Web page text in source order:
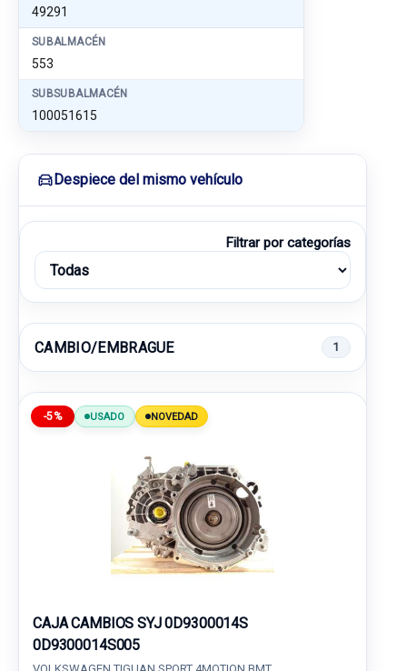
49291
SUBALMACÉN
553
SUBSUBALMACÉN
100051615
Despiece del mismo vehículo
Filtrar por categorías
CAMBIO/EMBRAGUE 1
-5% USADO NOVEDAD
CAJA CAMBIOS SYJ 0D9300014S
0D9300014S005